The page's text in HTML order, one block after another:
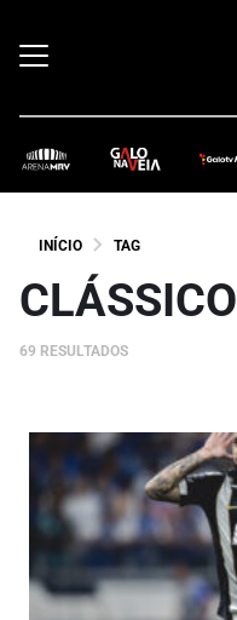
INÍCIO TAG
CLÁSSICO
69 RESULTADOS